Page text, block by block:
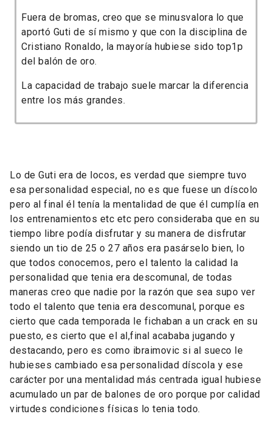
Fuera de bromas, creo que se minusvalora lo que
aportó Guti de sí mismo y que con la disciplina de
Cristiano Ronaldo, la mayoría hubiese sido top1p
del balón de oro.
La capacidad de trabajo suele marcar la diferencia
entre los más grandes.
Lo de Guti era de locos, es verdad que siempre tuvo
esa personalidad especial, no es que fuese un díscolo
pero al final él tenía la mentalidad de que él cumplía en
los entrenamientos etc etc pero consideraba que en su
tiempo libre podía disfrutar y su manera de disfrutar
siendo un tio de 25 o 27 años era pasárselo bien, lo
que todos conocemos, pero el talento la calidad la
personalidad que tenia era descomunal, de todas
maneras creo que nadie por la razón que sea supo ver
todo el talento que tenia era descomunal, porque es
cierto que cada temporada le fichaban a un crack en su
puesto, es cierto que el al,final acababa jugando y
destacando, pero es como ibraimovic si al sueco le
hubieses cambiado esa personalidad díscola y ese
carácter por una mentalidad más centrada igual hubiese
acumulado un par de balones de oro porque por calidad
virtudes condiciones físicas lo tenia todo.